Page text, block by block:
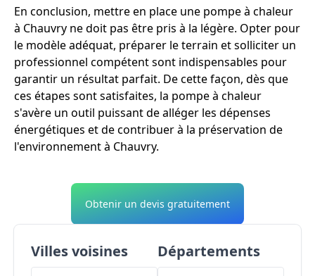
En conclusion, mettre en place une pompe à chaleur
à Chauvry ne doit pas être pris à la légère. Opter pour
le modèle adéquat, préparer le terrain et solliciter un
professionnel compétent sont indispensables pour
garantir un résultat parfait. De cette façon, dès que
ces étapes sont satisfaites, la pompe à chaleur
s'avère un outil puissant de alléger les dépenses
énergétiques et de contribuer à la préservation de
l'environnement à Chauvry.
Obtenir un devis gratuitement
Villes voisines Départements